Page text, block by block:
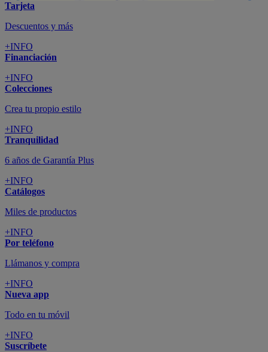
Tarjeta
Descuentos y más
+INFO
Financiación
+INFO
Colecciones
Crea tu propio estilo
+INFO
Tranquilidad
6 años de Garantía Plus
+INFO
Catálogos
Miles de productos
+INFO
Por teléfono
Llámanos y compra
+INFO
Nueva app
Todo en tu móvil
+INFO
Suscríbete